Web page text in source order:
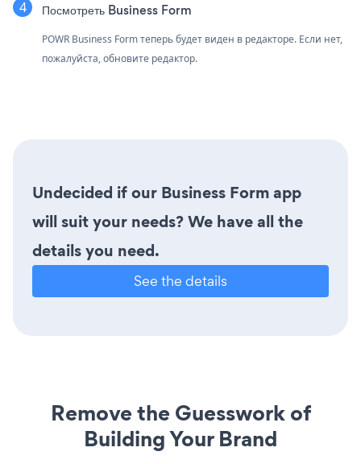
Посмотреть Business Form
POWR Business Form теперь будет виден в редакторе. Если нет,
пожалуйста, обновите редактор.
Undecided if our Business Form app
will suit your needs? We have all the
details you need.
See the details
Remove the Guesswork of
Building Your Brand